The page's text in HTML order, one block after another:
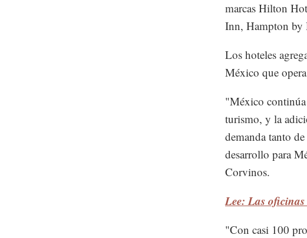
marcas Hilton
Inn, Hampton
Los hoteles
México que
"México
turismo, y la
demanda tanto
desarrollo para
Corvinos.
Lee: Las
"Con casi 100